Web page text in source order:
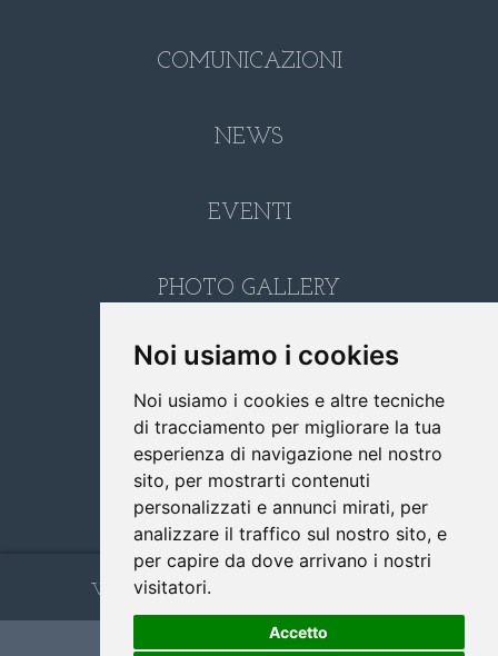
Noi usiamo i cookies
Noi usiamo i cookies e altre tecniche
di tracciamento per migliorare la tua
esperienza di navigazione nel nostro
sito, per mostrarti contenuti
personalizzati e annunci mirati, per
analizzare il traffico sul nostro sito, e
per capire da dove arrivano i nostri
visitatori.
Accetto
COMUNICAZIONI
NEWS
EVENTI
PHOTO GALLERY
LINK
CONTATTI
RICERCA
www.cappuccinifoggia.it
Sito Ufficiale 2026 - Privacy Policy